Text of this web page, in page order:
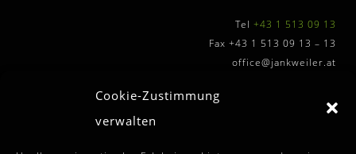
Cookie-Zustimmung
verwalten
Tel +43 1 513 09 13
Fax +43 1 513 09 13 – 13
office@jankweiler.at